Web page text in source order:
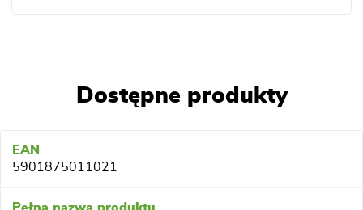
Dostępne produkty
5901875011021